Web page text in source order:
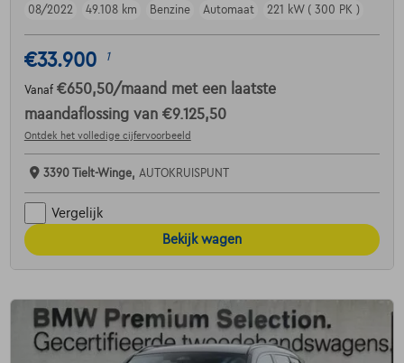
08/2022
49.108 km Benzine Automaat 221 kW ( 300 PK )
€33.900 1
Vanaf €650,50/maand met een laatste
maandaflossing van €9.125,50
Ontdek het volledige cijfervoorbeeld
3390 Tielt-Winge, AUTOKRUISPUNT
Vergelijk
Bekijk wagen